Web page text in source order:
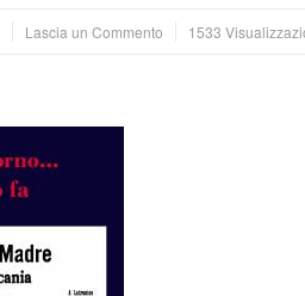
Lascia un Commento 1533